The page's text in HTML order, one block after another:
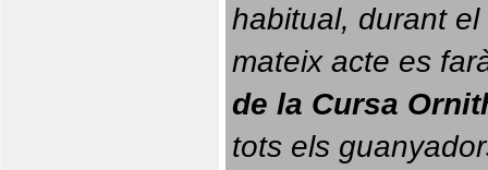
habitual, durant el
mateix acte es
de la Cursa
tots els